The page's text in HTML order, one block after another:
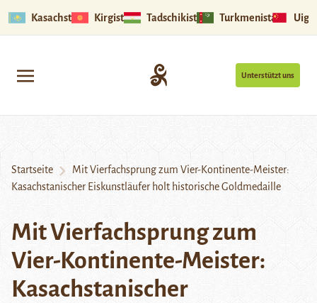
Kasachstan Kirgistan Tadschikistan Turkmenistan
Unterstützt uns
Startseite
Mit Vierfachsprung zum Vier-Kontinente-Meister:
Kasachstanischer Eiskunstläufer holt historische Goldmedaille
Mit Vierfachsprung zum
Vier-Kontinente-Meister:
Kasachstanischer